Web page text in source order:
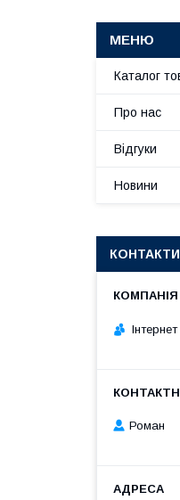
Каталог
Про нас
Відгуки
Новини
КОНТАКТИ
Роман